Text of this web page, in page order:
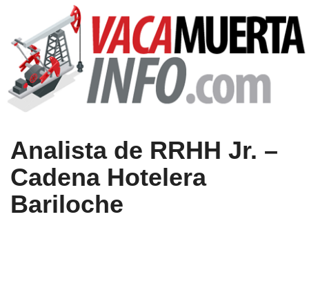
Analista de RRHH Jr. –
Cadena Hotelera
Bariloche